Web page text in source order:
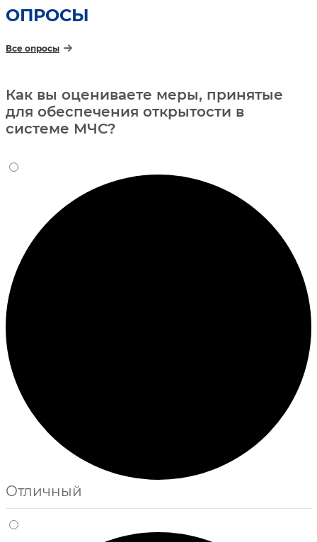
ОПРОСЫ
Все опросы
Как вы оцениваете меры, принятые
для обеспечения открытости в
системе МЧС?
Отличный